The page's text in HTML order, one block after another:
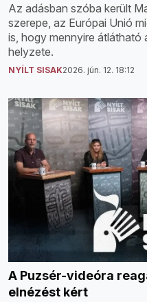
Az adásban szóba került
szerepe, az Európai Unió
is, hogy mennyire átlátható
helyzete.
NYÍLT SISAK2026. jún. 12. 18:12
A Puzsér-videóra
elnézést kért